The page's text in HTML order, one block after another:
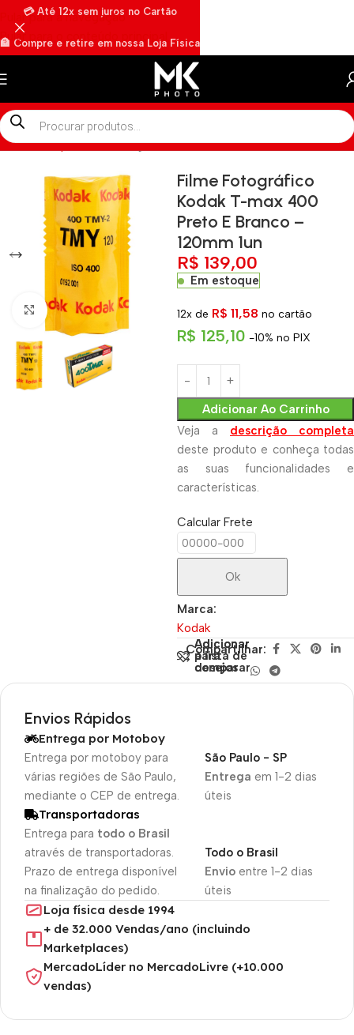
Pular para a navegação
Pular para o conteúdo principal
Início»Shop»Filme Fotográfico Kodak T-max 400 Preto E
Clique para ampliar
Filme Fotográfico
Kodak T-max 400
Preto E Branco –
120mm 1un
R$ 139,00
Em estoque
12x de R$ 11,58 no cartão
R$ 125,10 -10% no PIX
Adicionar Ao Carrinho
Veja a descrição completa
deste produto e conheça todas
as suas funcionalidades e
características.
Calcular Frete
Ok
Marca:
Kodak
Adicionar
para
comparar
Adicionar
à lista de
desejos
Compartilhar:
Envios Rápidos
Entrega por Motoboy
Entrega por motoboy para
várias regiões de São Paulo,
mediante o CEP de entrega.
Entrega em 1-2 dias
úteis
São Paulo - SP
Transportadoras
Entrega para todo o Brasil
através de transportadoras.
Prazo de entrega disponível
na finalização do pedido.
Envioentre 1-2 dias
úteis
Todo o Brasil
Loja física desde 1994
+ de 32.000 Vendas/ano (incluindo
Marketplaces)
MercadoLíder no MercadoLivre (+10.000
vendas)
💳 Até 12x sem juros no Cartão
🏦 Compre e retire em nossa Loja Física
🏍️ Envios rápidos por Motoboy